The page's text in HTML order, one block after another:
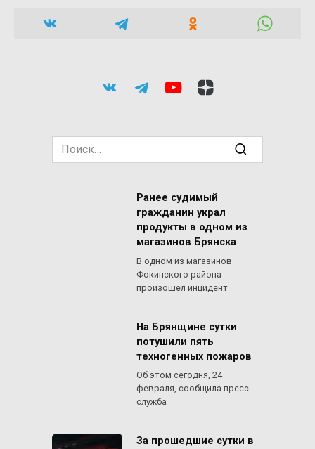
Search
for:
Ранее судимый
гражданин украл
продукты в одном из
магазинов Брянска
В одном из магазинов
Фокинского района
произошел инцидент
На Брянщине сутки
потушили пять
техногенных пожаров
Об этом сегодня, 24
февраля, сообщила пресс-
служба
За прошедшие сутки в